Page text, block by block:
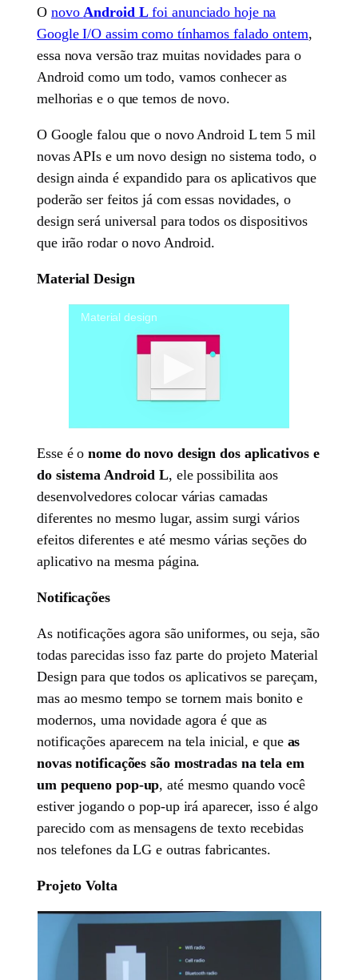
O novo Android Lfoi anunciado hoje na
Google I/O assim como tínhamos falado ontem,
essa nova versão traz muitas novidades para o
Android como um todo, vamos conhecer as
melhorias e o que temos de novo.
O Google falou que o novo Android L tem 5 mil
novas APIs e um novo design no sistema todo, o
design ainda é expandido para os aplicativos que
poderão ser feitos já com essas novidades, o
design será universal para todos os dispositivos
que irão rodar o novo Android.
Material Design
Material design
Esse é onome do novo design dos aplicativos e
do sistema Android L, ele possibilita aos
desenvolvedores colocar várias camadas
diferentes no mesmo lugar, assim surgi vários
efeitos diferentes e até mesmo várias seções do
aplicativo na mesma página.
Notificações
As notificações agora são uniformes, ou seja, são
todas parecidas isso faz parte do projeto Material
Design para que todos os aplicativos se pareçam,
mas ao mesmo tempo se tornem mais bonito e
modernos, uma novidade agora é que as
notificações aparecem na tela inicial, e que as
novas notificações são mostradas na tela em
um pequeno pop-up, até mesmo quando você
estiver jogando o pop-up irá aparecer, isso é algo
parecido com as mensagens de texto recebidas
nos telefones da LG e outras fabricantes.
Projeto Volta